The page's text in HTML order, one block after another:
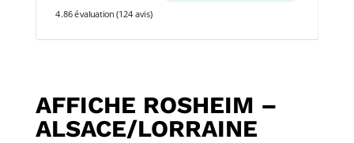
4.86 évaluation (124 avis)
AFFICHE ROSHEIM –
ALSACE/LORRAINE